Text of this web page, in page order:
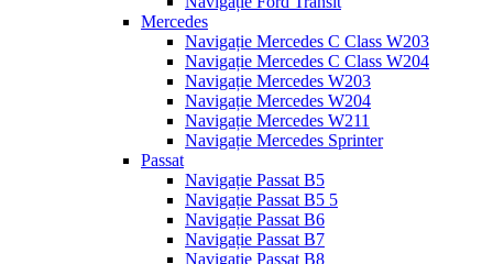
Mercedes
Navigație Mercedes C Class W203
Navigație Mercedes C Class W204
Navigație Mercedes W203
Navigație Mercedes W204
Navigație Mercedes W211
Navigație Mercedes Sprinter
Passat
Navigație Passat B5
Navigație Passat B5 5
Navigație Passat B6
Navigație Passat B7
Navigație Passat B8